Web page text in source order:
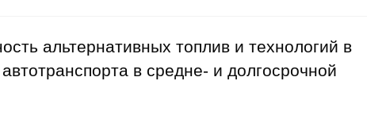
альтернативных топлив и технологий в
в средне- и долгосрочной